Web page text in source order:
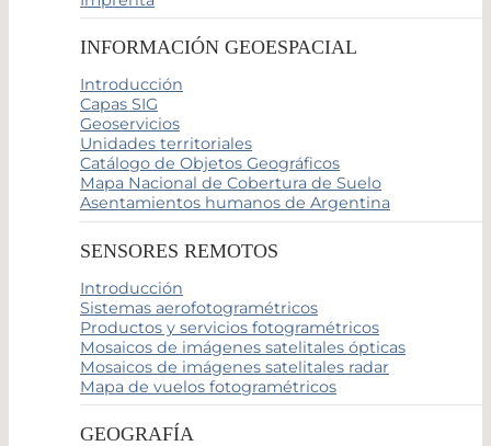
INFORMACIÓN GEOESPACIAL
Introducción
Capas SIG
Geoservicios
Unidades territoriales
Catálogo de Objetos Geográficos
Mapa Nacional de Cobertura de Suelo
Asentamientos humanos de Argentina
SENSORES REMOTOS
Introducción
Sistemas aerofotogramétricos
Productos y servicios fotogramétricos
Mosaicos de imágenes satelitales ópticas
Mosaicos de imágenes satelitales radar
Mapa de vuelos fotogramétricos
GEOGRAFÍA